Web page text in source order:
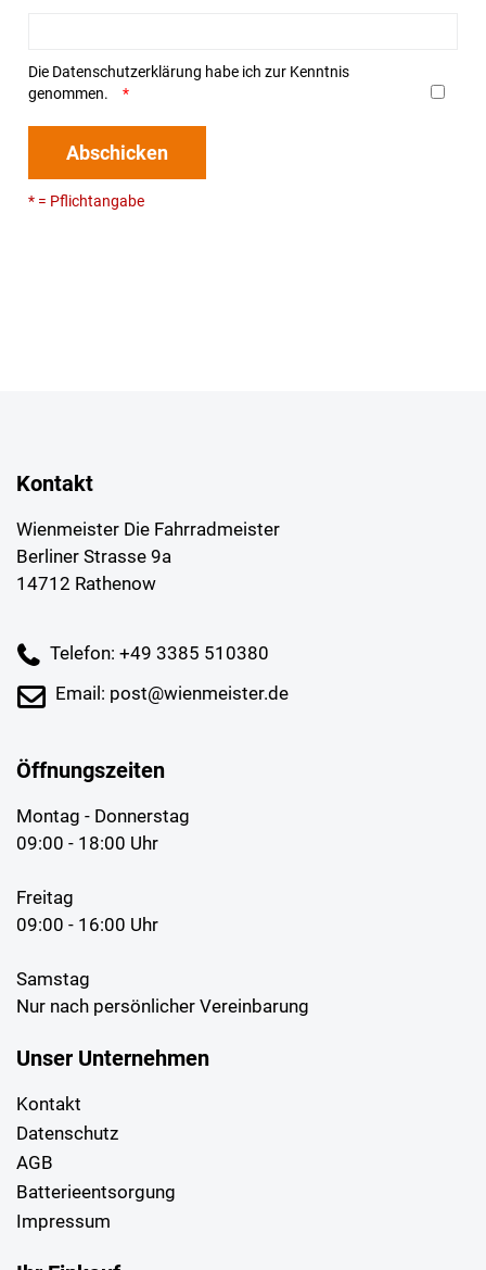
Die Datenschutzerklärung habe ich zur Kenntnis
genommen.
Abschicken
* = Pflichtangabe
Kontakt
Wienmeister Die Fahrradmeister
Berliner Strasse 9a
14712 Rathenow
Telefon: +49 3385 510380
Email: post@wienmeister.de
Öffnungszeiten
Montag - Donnerstag
09:00 - 18:00 Uhr
Freitag
09:00 - 16:00 Uhr
Samstag
Nur nach persönlicher Vereinbarung
Unser Unternehmen
Kontakt
Datenschutz
AGB
Batterieentsorgung
Impressum